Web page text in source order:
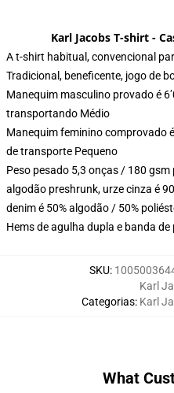
Karl Jacobs T-shirt -
A t-shirt habitual, convencional
Tradicional, beneficente, jogo de
Manequim masculino provado é
transportando Médio
Manequim feminino comprovado é
de transporte Pequeno
Peso pesado 5,3 onças / 180
algodão preshrunk, urze cinza é
denim é 50% algodão / 50%
Hems de agulha dupla e banda
SKU:
Categorias:
Karl
Karl
What